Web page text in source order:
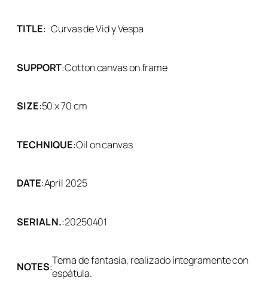
TITLE:Curvas de Vid y Vespa
SUPPORT:Cotton canvas on frame
SIZE:50 x 70 cm
TECHNIQUE:Oil on canvas
DATE:April 2025
SERIAL N.:20250401
NOTES:Tema de fantasía, realizado íntegramente con
espátula.